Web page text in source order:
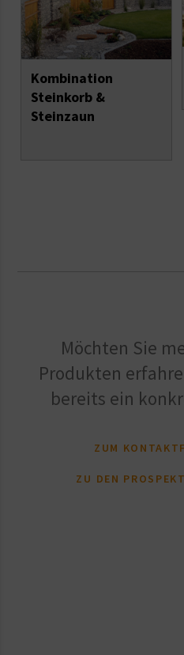
Kombination
Steinkorb &
Steinzaun
Möchten Sie
Produkten
bereits ein
ZUM
ZU DEN